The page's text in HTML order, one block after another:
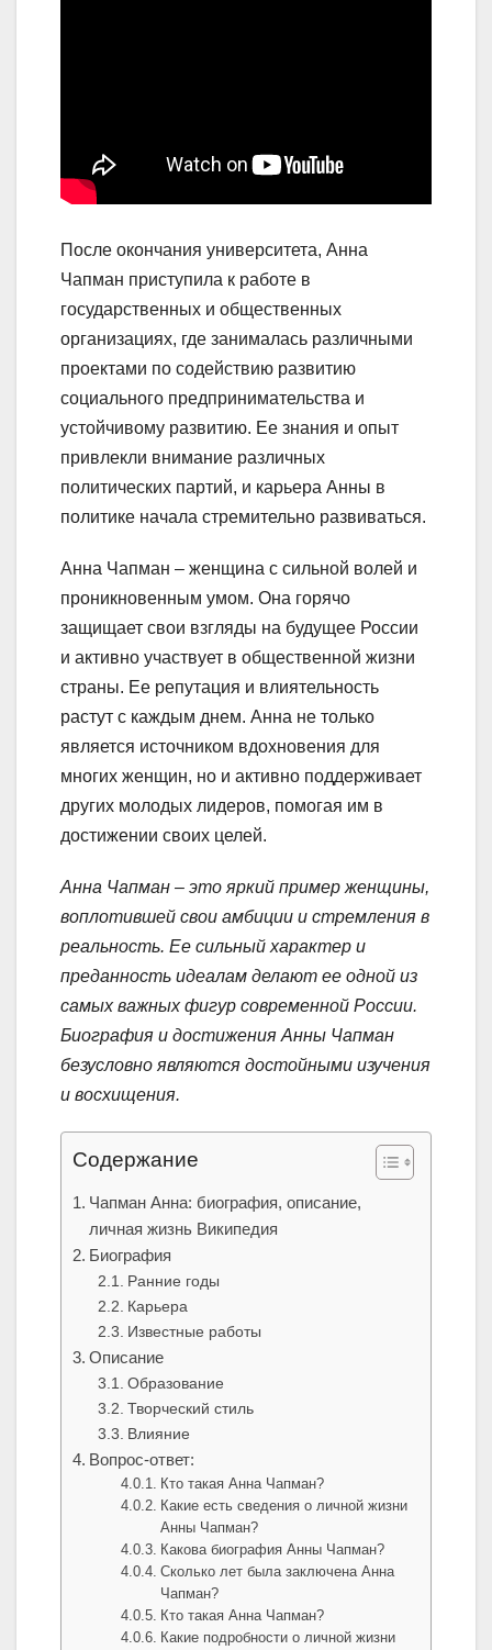
После окончания университета, Анна
Чапман приступила к работе в
государственных и общественных
организациях, где занималась различными
проектами по содействию развитию
социального предпринимательства и
устойчивому развитию. Ее знания и опыт
привлекли внимание различных
политических партий, и карьера Анны в
политике начала стремительно развиваться.
Анна Чапман – женщина с сильной волей и
проникновенным умом. Она горячо
защищает свои взгляды на будущее России
и активно участвует в общественной жизни
страны. Ее репутация и влиятельность
растут с каждым днем. Анна не только
является источником вдохновения для
многих женщин, но и активно поддерживает
других молодых лидеров, помогая им в
достижении своих целей.
Анна Чапман – это яркий пример женщины,
воплотившей свои амбиции и стремления в
реальность. Ее сильный характер и
преданность идеалам делают ее одной из
самых важных фигур современной России.
Биография и достижения Анны Чапман
безусловно являются достойными изучения
и восхищения.
Содержание
Чапман Анна: биография, описание,
личная жизнь Википедия
Биография
Ранние годы
Карьера
Известные работы
Описание
Образование
Творческий стиль
Влияние
Вопрос-ответ:
Кто такая Анна Чапман?
Какие есть сведения о личной жизни
Анны Чапман?
Какова биография Анны Чапман?
Сколько лет была заключена Анна
Чапман?
Кто такая Анна Чапман?
Какие подробности о личной жизни